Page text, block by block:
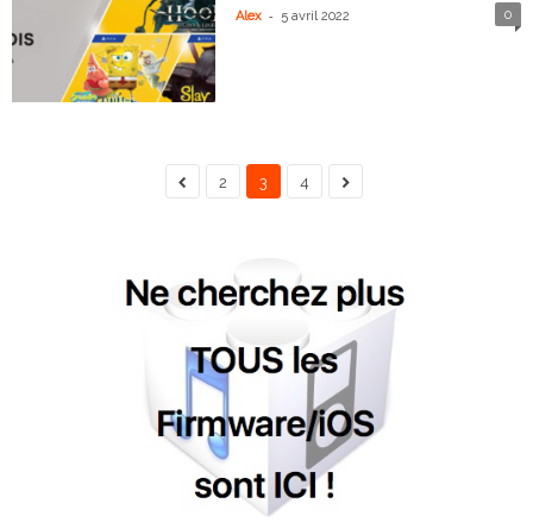
Alex - 5 avril 2022 0
2 3 4